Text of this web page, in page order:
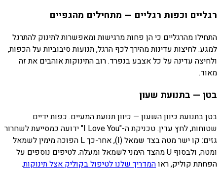
רגליים וכפות רגליים — מתחילים מהגפיים
התחילו מהרגליים כי הן פחות מרגישות ומאפשרות לתינוק להתרגל
למגע. לחיצות עדינות מהירך לכף הרגל, תנועות סיבוביות על הכפות,
ולחיצה עדינה על כל אצבע בנפרד. רוב התינוקות אוהבים את זה
מאוד.
בטן — בתנועת שעון
בטן בתנועת כיוון השעון — כיוון תנועת המעיים. כפות ידיים
שטוחות, לחץ עדין. טכניקת ה-"I Love You" ידועה כמסייעת לשחרור
גזים: קו ישר מטה בצד שמאל (I), אחר-כך L הפוכה מימין לשמאל
ומטה, ולבסוף U מהצד הימני לשמאל ומעלה. לטיפים נוספים על
הפחתת קוליק, ראוהמדריך שלנו לטיפול בקוליק אצל תינוקות.